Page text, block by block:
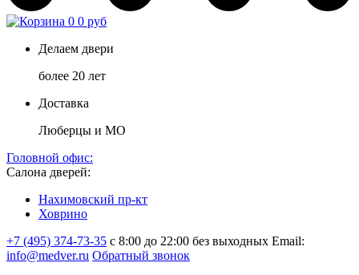
0 0 руб
Делаем двери
более 20 лет
Доставка
Люберцы и МО
Головной офис:
Салона дверей:
Нахимовский пр-кт
Ховрино
+7 (495) 374-73-35 с 8:00 до 22:00 без выходных Email:
info@medver.ru Обратный звонок